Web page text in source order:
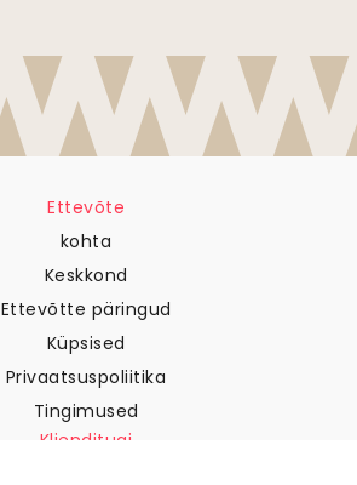
Ettevõte
kohta
Keskkond
Ettevõtte päringud
Küpsised
Privaatsuspoliitika
Tingimused
Klienditugi